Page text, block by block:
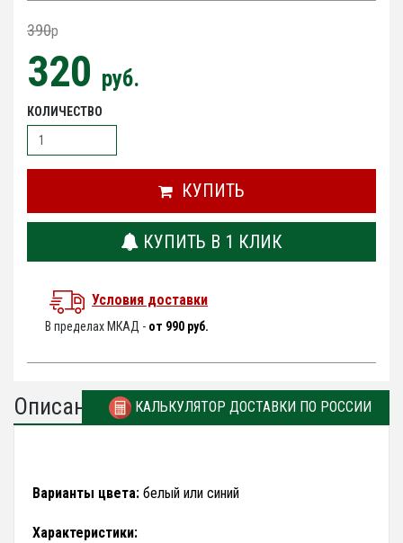
390p
320 руб.
КОЛИЧЕСТВО
КУПИТЬ
КУПИТЬ В 1 КЛИК
Условия доставки
В пределах МКАД - от 990 руб.
Описание КАЛЬКУЛЯТОР ДОСТАВКИ ПО РОССИИ
Варианты цвета: белый или синий
Характеристики: